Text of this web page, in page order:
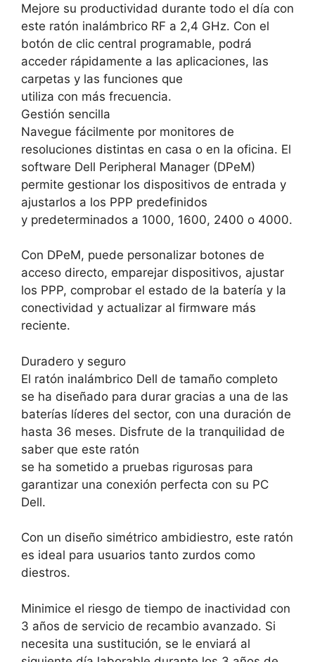
Mejore su productividad durante todo el día con
este ratón inalámbrico RF a 2,4 GHz. Con el
botón de clic central programable, podrá
acceder rápidamente a las aplicaciones, las
carpetas y las funciones que
utiliza con más frecuencia.
Gestión sencilla
Navegue fácilmente por monitores de
resoluciones distintas en casa o en la oficina. El
software Dell Peripheral Manager (DPeM)
permite gestionar los dispositivos de entrada y
ajustarlos a los PPP predefinidos
y predeterminados a 1000, 1600, 2400 o 4000.
Con DPeM, puede personalizar botones de
acceso directo, emparejar dispositivos, ajustar
los PPP, comprobar el estado de la batería y la
conectividad y actualizar al firmware más
reciente.
Duradero y seguro
El ratón inalámbrico Dell de tamaño completo
se ha diseñado para durar gracias a una de las
baterías líderes del sector, con una duración de
hasta 36 meses. Disfrute de la tranquilidad de
saber que este ratón
se ha sometido a pruebas rigurosas para
garantizar una conexión perfecta con su PC
Dell.
Con un diseño simétrico ambidiestro, este ratón
es ideal para usuarios tanto zurdos como
diestros.
Minimice el riesgo de tiempo de inactividad con
3 años de servicio de recambio avanzado. Si
necesita una sustitución, se le enviará al